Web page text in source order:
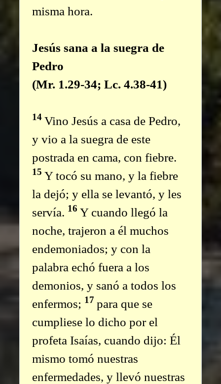
misma hora.
Jesús sana a la suegra de
Pedro
(Mr. 1.29-34; Lc. 4.38-41)
14 Vino Jesús a casa de Pedro,
y vio a la suegra de este
postrada en cama, con fiebre.
15 Y tocó su mano, y la fiebre
la dejó; y ella se levantó, y les
servía. 16 Y cuando llegó la
noche, trajeron a él muchos
endemoniados; y con la
palabra echó fuera a los
demonios, y sanó a todos los
enfermos; 17 para que se
cumpliese lo dicho por el
profeta Isaías, cuando dijo: Él
mismo tomó nuestras
enfermedades, y llevó nuestras